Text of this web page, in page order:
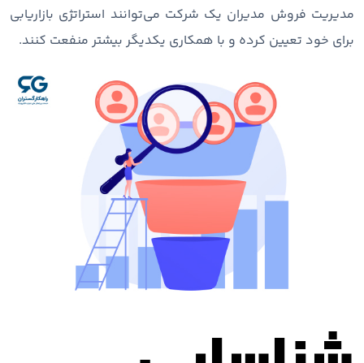
مدیریت فروش مدیران یک شرکت می‌توانند استراتژی بازاریابی
برای خود تعیین کرده و با همکاری یکدیگر بیشتر منفعت کنند.